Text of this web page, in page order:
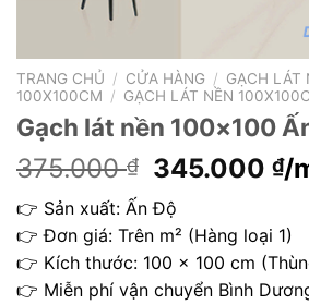
TRANG CHỦ / CỬA HÀNG / GẠCH LÁT
100X100CM / GẠCH LÁT NỀN
Gạch lát nền 100×100
375.000₫
Giá
gốc
là:
375.000 ₫.
345.000₫
tại
là:
/
👉 Sản xuất: Ấn Độ
👉 Đơn giá: Trên m² (Hàng loại 1)
👉 Kích thước: 100 x 100 cm
👉 Miễn phí vận chuyển Bình